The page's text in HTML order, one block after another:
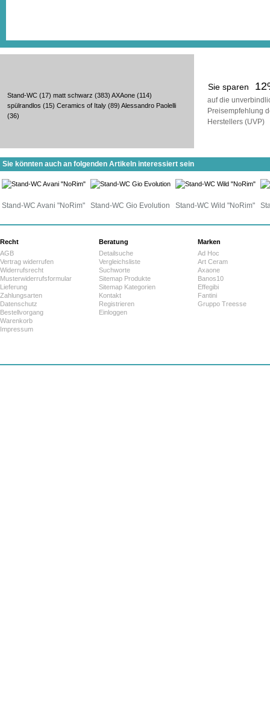
Sie sparen
auf die
Preisempfehlung
Herstellers (UVP)
Stand-WC (17) matt schwarz (383) AXAone (114)
spülrandlos (15) Ceramics of Italy (89) Alessandro Paolelli
(36)
Sie könnten auch an folgenden Artikeln interessiert sein
Stand-WC Avani "NoRim" Stand-WC Gio Evolution Stand-WC Wild "NoRim"
Recht
AGB
Vertrag widerrufen
Widerrufsrecht
Musterwiderrufsformular
Lieferung
Zahlungsarten
Datenschutz
Bestellvorgang
Warenkorb
Impressum
Beratung
Detailsuche
Vergleichsliste
Suchworte
Sitemap Produkte
Sitemap Kategorien
Kontakt
Registrieren
Einloggen
Marken
Ad Hoc
Art Ceram
Axaone
Banos10
Effegibi
Fantini
Gruppo Treesse